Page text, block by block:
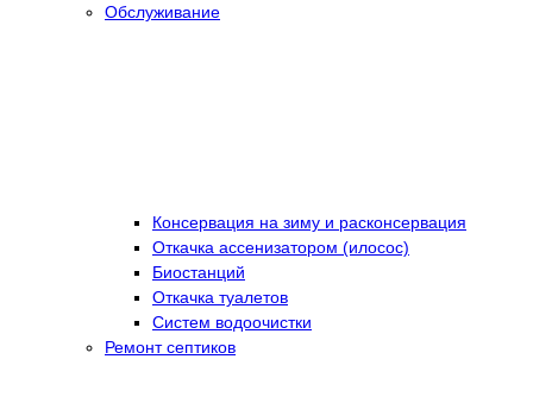
Обслуживание
Консервация на зиму и расконсервация
Откачка ассенизатором (илосос)
Биостанций
Откачка туалетов
Систем водоочистки
Ремонт септиков